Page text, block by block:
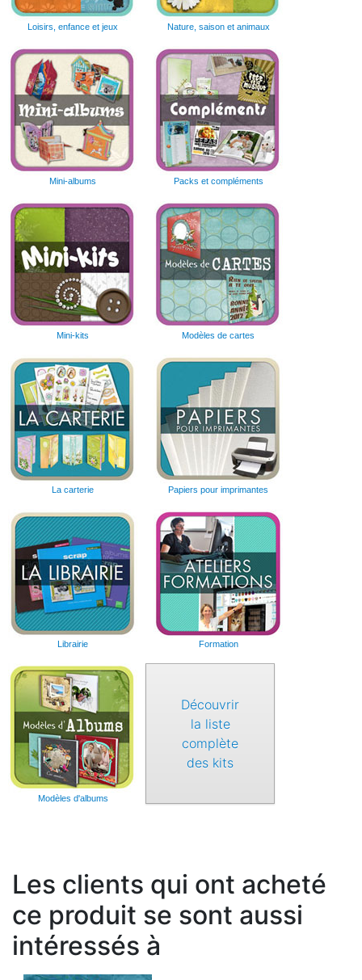
Loisirs, enfance et jeux Nature, saison et animaux
Mini-albums Packs et compléments
Mini-kits Modèles de cartes
La carterie Papiers pour imprimantes
Librairie Formation
Modèles d'albums
Découvrir
la liste
complète
des kits
Les clients qui ont acheté
ce produit se sont aussi
intéressés à